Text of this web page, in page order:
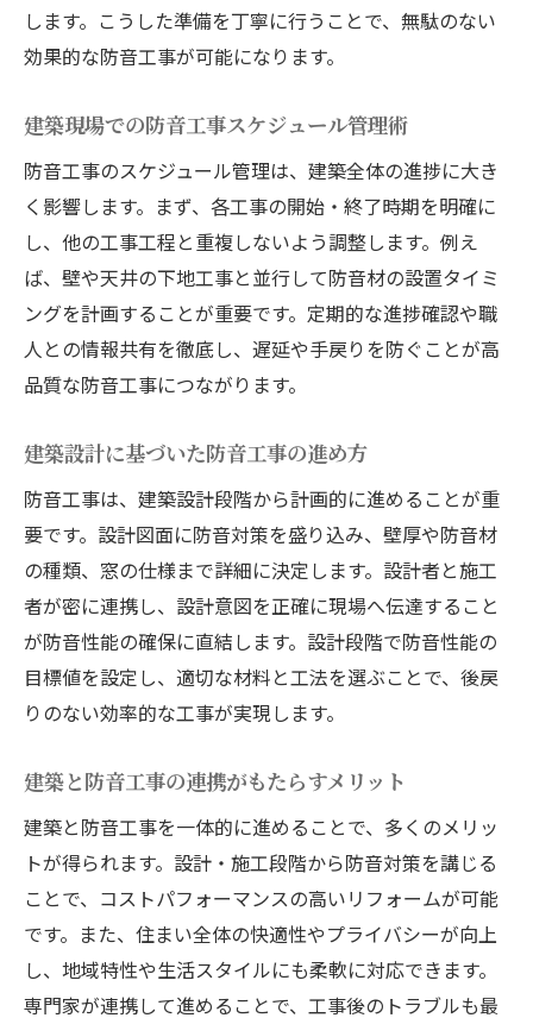
します。こうした準備を丁寧に行うことで、無駄のない
効果的な防音工事が可能になります。
建築現場での防音工事スケジュール管理術
防音工事のスケジュール管理は、建築全体の進捗に大き
く影響します。まず、各工事の開始・終了時期を明確に
し、他の工事工程と重複しないよう調整します。例え
ば、壁や天井の下地工事と並行して防音材の設置タイミ
ングを計画することが重要です。定期的な進捗確認や職
人との情報共有を徹底し、遅延や手戻りを防ぐことが高
品質な防音工事につながります。
建築設計に基づいた防音工事の進め方
防音工事は、建築設計段階から計画的に進めることが重
要です。設計図面に防音対策を盛り込み、壁厚や防音材
の種類、窓の仕様まで詳細に決定します。設計者と施工
者が密に連携し、設計意図を正確に現場へ伝達すること
が防音性能の確保に直結します。設計段階で防音性能の
目標値を設定し、適切な材料と工法を選ぶことで、後戻
りのない効率的な工事が実現します。
建築と防音工事の連携がもたらすメリット
建築と防音工事を一体的に進めることで、多くのメリッ
トが得られます。設計・施工段階から防音対策を講じる
ことで、コストパフォーマンスの高いリフォームが可能
です。また、住まい全体の快適性やプライバシーが向上
し、地域特性や生活スタイルにも柔軟に対応できます。
専門家が連携して進めることで、工事後のトラブルも最